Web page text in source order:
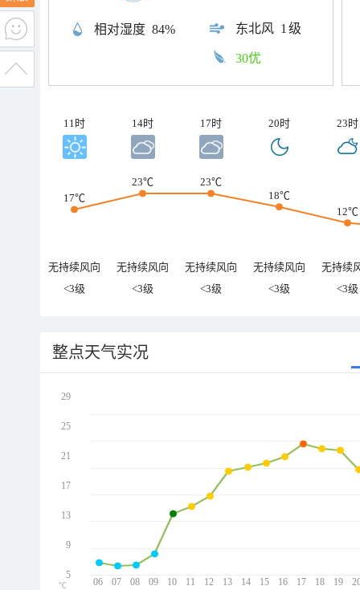
相对湿度 84% 东北风 1级
30优
11时 14时 17时 20时 23时
17℃
23℃
23℃
18℃
12℃
无持续风向 无持续风向 无持续风向 无持续风向
无持续
<3级
<3级 <3级 <3级 <3级
整点天气实况
06 07 08 09 10 11 12 13 14 15 16 17 18 19
29
25
21
17
13
9
5
℃